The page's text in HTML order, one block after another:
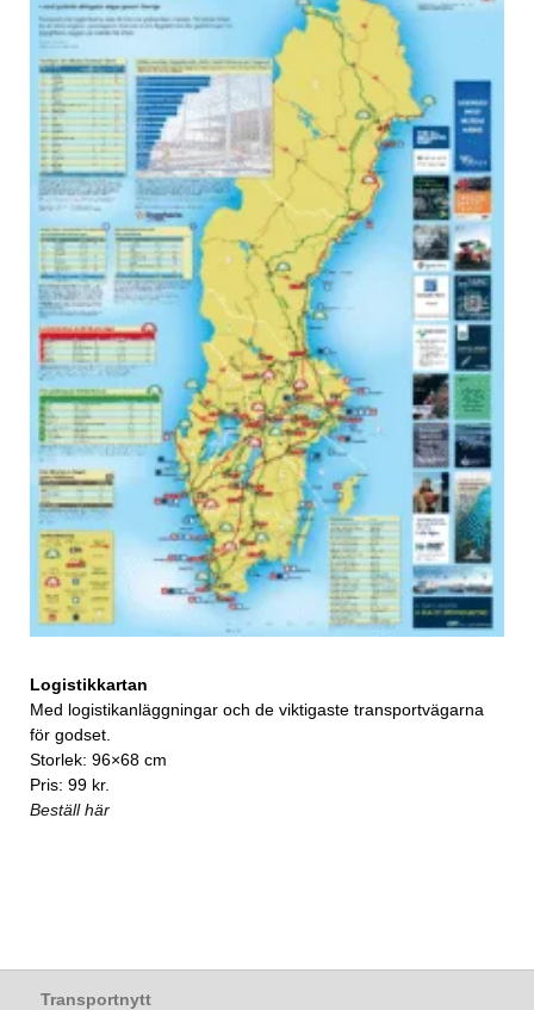
Logistikkartan
Med logistikanläggningar och de viktigaste transportvägarna
för godset.
Storlek: 96×68 cm
Pris: 99 kr.
Beställ här
Transportnytt